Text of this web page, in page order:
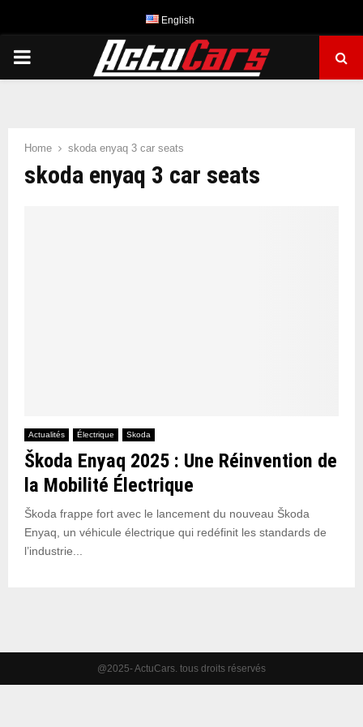
English
PRIMARY
Home skoda enyaq 3 car seats
skoda enyaq 3 car seats
Actualités Électrique Skoda
Škoda Enyaq 2025 : Une Réinvention de
la Mobilité Électrique
Škoda frappe fort avec le lancement du nouveau Škoda
Enyaq, un véhicule électrique qui redéfinit les standards de
l’industrie...
@2025- ActuCars. tous droits réservés